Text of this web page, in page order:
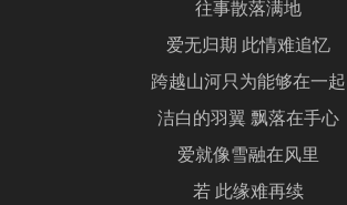
往事散落满地
爱无归期 此情难追忆
跨越山河只为能够在一起
洁白的羽翼 飘落在手心
爱就像雪融在风里
若 此缘难再续